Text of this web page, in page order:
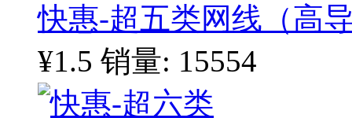
快惠-超五类网线（高
¥1.5 销量: 15554